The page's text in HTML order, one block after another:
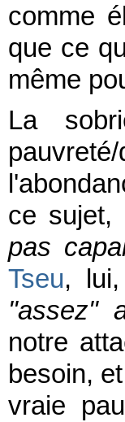
comme
que ce
même
La
ce sujet,
pas
Tseu,
"assez"
notre
besoin,
vraie